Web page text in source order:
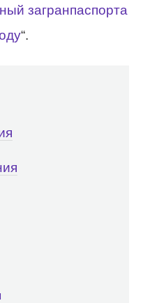
загранпаспорта
“.